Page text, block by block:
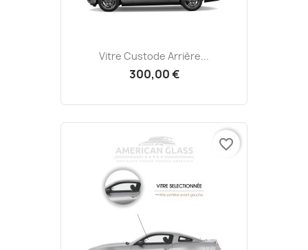
Vitre Custode Arrière...
300,00 €
favorite_border